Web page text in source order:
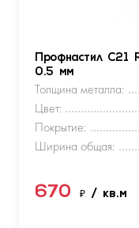
Профнастил С21
0.5 мм
Толщина металла:
Цвет:
Покрытие:
Ширина общая:
670 ₽ / кв.м